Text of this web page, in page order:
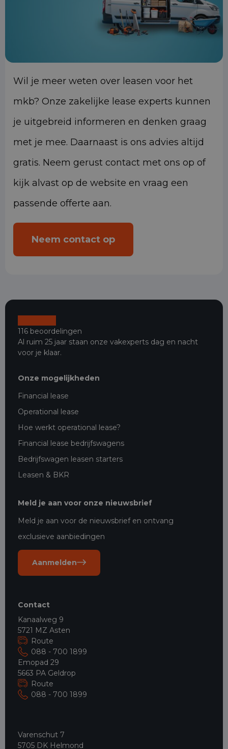
Wil je meer weten over leasen voor het
mkb? Onze zakelijke lease experts kunnen
je uitgebreid informeren en denken graag
met je mee. Daarnaast is ons advies altijd
gratis. Neem gerust contact met ons op of
kijk alvast op de website en vraag een
passende offerte aan.
Neem contact op
116 beoordelingen
Al ruim 25 jaar staan onze vakexperts dag en nacht
voor je klaar.
Onze mogelijkheden
Financial lease
Operational lease
Hoe werkt operational lease?
Financial lease bedrijfswagens
Bedrijfswagen leasen starters
Leasen & BKR
Meld je aan voor onze nieuwsbrief
Meld je aan voor de nieuwsbrief en ontvang
exclusieve aanbiedingen
Aanmelden
Contact
Kanaalweg 9
5721 MZ Asten
Route
088 - 700 1899
Emopad 29
5663 PA Geldrop
Route
088 - 700 1899
Varenschut 7
5705 DK Helmond